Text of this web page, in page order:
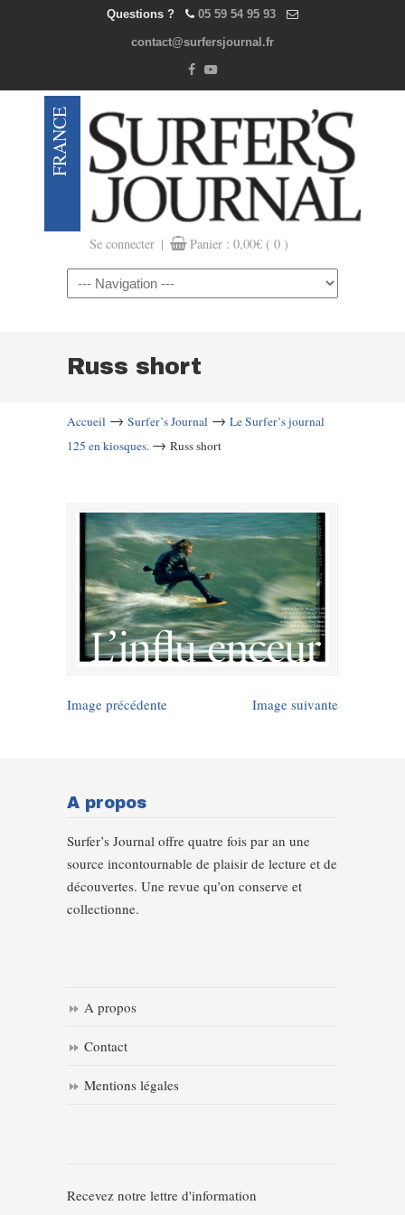
Questions ? 05 59 54 95 93
contact@surfersjournal.fr
Se connecter | Panier : 0,00€ ( 0 )
Navigation
Russ short
Accueil → Surfer’s Journal → Le Surfer’s journal
125 en kiosques. → Russ short
Image précédente Image suivante
A propos
Surfer’s Journal offre quatre fois par an une
source incontournable de plaisir de lecture et de
découvertes. Une revue qu’on conserve et
collectionne.
A propos
Contact
Mentions légales
Recevez notre lettre d'information